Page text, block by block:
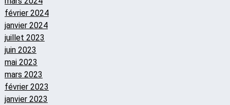
février 2024
janvier 2024
juillet 2023
juin 2023
mai 2023
mars 2023
février 2023
janvier 2023